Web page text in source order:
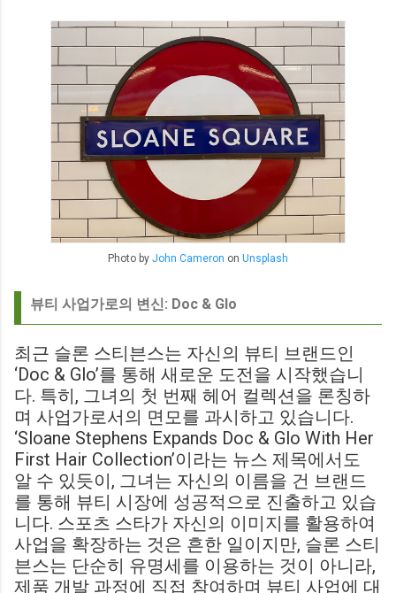
Photo by John Cameron on Unsplash
뷰티 사업가로의 변신: Doc & Glo
최근 슬론 스티븐스는 자신의 뷰티 브랜드인
‘Doc & Glo’를 통해 새로운 도전을 시작했습니
다. 특히, 그녀의 첫 번째 헤어 컬렉션을 론칭하
며 사업가로서의 면모를 과시하고 있습니다.
‘Sloane Stephens Expands Doc & Glo With Her
First Hair Collection’이라는 뉴스 제목에서도
알 수 있듯이, 그녀는 자신의 이름을 건 브랜드
를 통해 뷰티 시장에 성공적으로 진출하고 있습
니다. 스포츠 스타가 자신의 이미지를 활용하여
사업을 확장하는 것은 흔한 일이지만, 슬론 스티
븐스는 단순히 유명세를 이용하는 것이 아니라,
제품 개발 과정에 직접 참여하며 뷰티 사업에 대